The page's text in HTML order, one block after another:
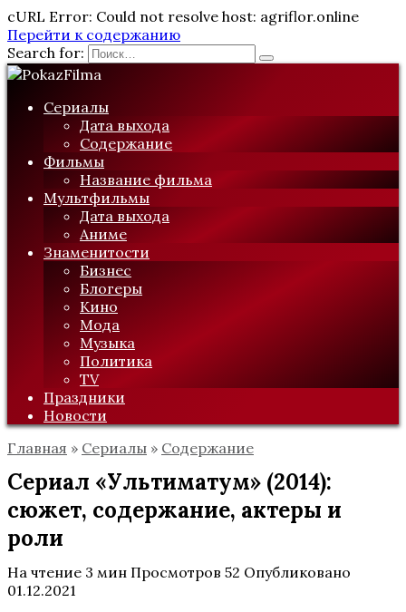
cURL Error: Could not resolve host: agriflor.online
Перейти к содержанию
Search for:
Сериалы
Дата выхода
Содержание
Фильмы
Название фильма
Мультфильмы
Дата выхода
Аниме
Знаменитости
Бизнес
Блогеры
Кино
Мода
Музыка
Политика
TV
Праздники
Новости
Главная » Сериалы » Содержание
Сериал «Ультиматум» (2014):
сюжет, содержание, актеры и
роли
На чтение 3 мин Просмотров 52 Опубликовано
01.12.2021